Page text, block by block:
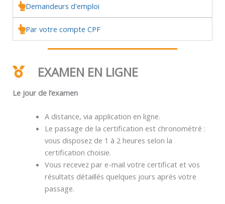
Demandeurs d'emploi
Par votre compte CPF
EXAMEN EN LIGNE
Le jour de l’examen
A distance, via application en ligne.
Le passage de la certification est chronométré :
vous disposez de 1 à 2 heures selon la
certification choisie.
Vous recevez par e-mail votre certificat et vos
résultats détaillés quelques jours après votre
passage.